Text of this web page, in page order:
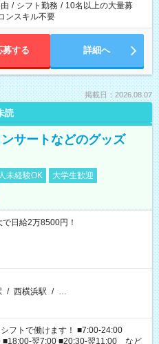
/ シフト勤務 / 10名以上の大量募
ンスキル不要
募する 詳細へ
掲載日：2026.08.07
読
サートなどのグッズ
未経験OK
大学生歓迎
日給2万8500円！
/ 西横浜駅 / …
フトで働けます！ ■7:00-24:00
■18:00-翌7:00 ■20:30-翌11:00 など